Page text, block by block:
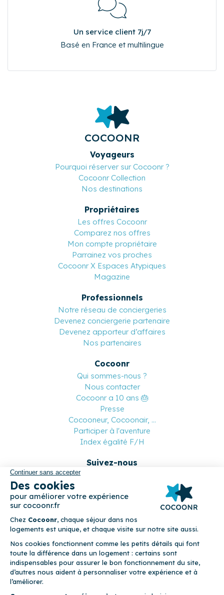
Un service client 7j/7
Basé en France et multilingue
COCOONR
Voyageurs
Pourquoi réserver sur Cocoonr ?
Cocoonr Collection
Nos destinations
Propriétaires
Les offres Cocoonr
Comparez nos offres
Mon compte propriétaire
Parrainez vos proches
Cocoonr X Espaces Atypiques
Magazine
Professionnels
Notre réseau de conciergeries
Devenez conciergerie partenaire
Devenez apporteur d’affaires
Nos partenaires
Cocoonr
Qui sommes-nous ?
Nous contacter
Cocoonr a 10 ans 🎂
Presse
Cocooneur, Cocoonair, ...
Participer à l'aventure
Index égalité F/H
Suivez-nous